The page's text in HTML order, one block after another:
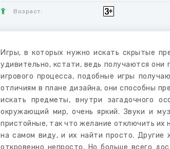
Возраст:
Игры, в которых нужно искать скрытые
удивительно, кстати, ведь получаются
игрового процесса, подобные игры
отличиям в плане дизайна, они способны
искать предметы, внутри загадочного
окружающий мир, очень яркий. Звуки и
пристойные, так что желание отключить
на самом виду, и их найти просто. Другие
откровенно непросто. Но больше всего